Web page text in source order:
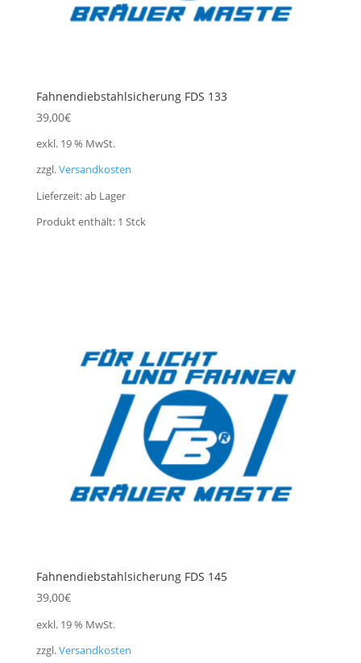
Fahnendiebstahlsicherung FDS 133
39,00€
exkl. 19 % MwSt.
zzgl.Versandkosten
Lieferzeit:ab Lager
Produkt enthält: 1 Stck
Fahnendiebstahlsicherung FDS 145
39,00€
exkl. 19 % MwSt.
zzgl.Versandkosten